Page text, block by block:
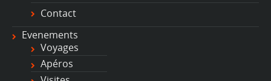
Contact
Evenements
Voyages
Apéros